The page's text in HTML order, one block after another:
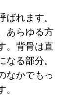
ばれます。
あらゆる方
。背骨は直
る部分。
なかでもっ